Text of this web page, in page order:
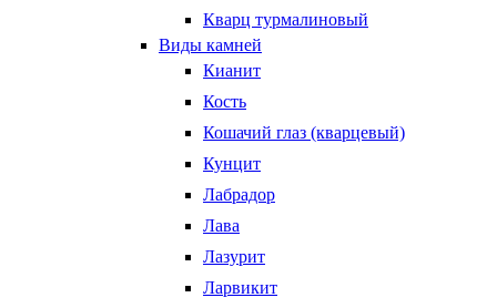
Кварц турмалиновый
Виды камней
Кианит
Кость
Кошачий глаз (кварцевый)
Кунцит
Лабрадор
Лава
Лазурит
Ларвикит